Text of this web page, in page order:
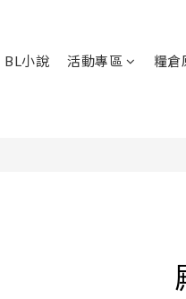
BL小說 活動專區 糧倉